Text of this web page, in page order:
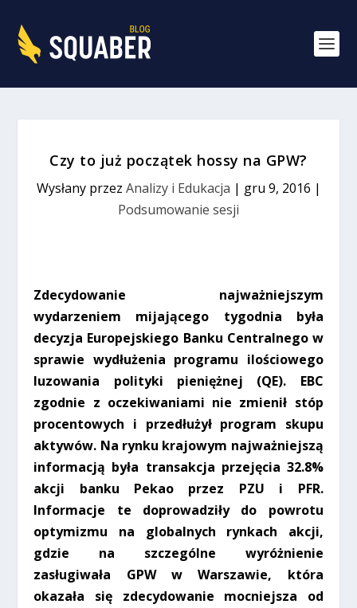
Czy to już początek hossy na GPW?
Wysłany przez Analizy i Edukacja | gru 9, 2016 |
Podsumowanie sesji
Zdecydowanie najważniejszym
wydarzeniem mijającego tygodnia była
decyzja Europejskiego Banku Centralnego w
sprawie wydłużenia programu ilościowego
luzowania polityki pieniężnej (QE). EBC
zgodnie z oczekiwaniami nie zmienił stóp
procentowych i przedłużył program skupu
aktywów. Na rynku krajowym najważniejszą
informacją była transakcja przejęcia 32.8%
akcji banku Pekao przez PZU i PFR.
Informacje te doprowadziły do powrotu
optymizmu na globalnych rynkach akcji,
gdzie na szczególne wyróżnienie
zasługiwała GPW w Warszawie, która
okazała się zdecydowanie mocniejsza od